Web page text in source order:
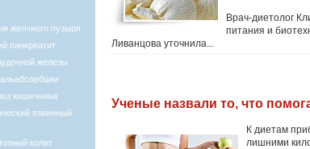
желчного пузыря
панкреатит
железы
кишечника
язвенный
колит
Врач-диетолог
питания и
Ливанцова уточнила...
Ученые назвали то, что
К диетам
лишними